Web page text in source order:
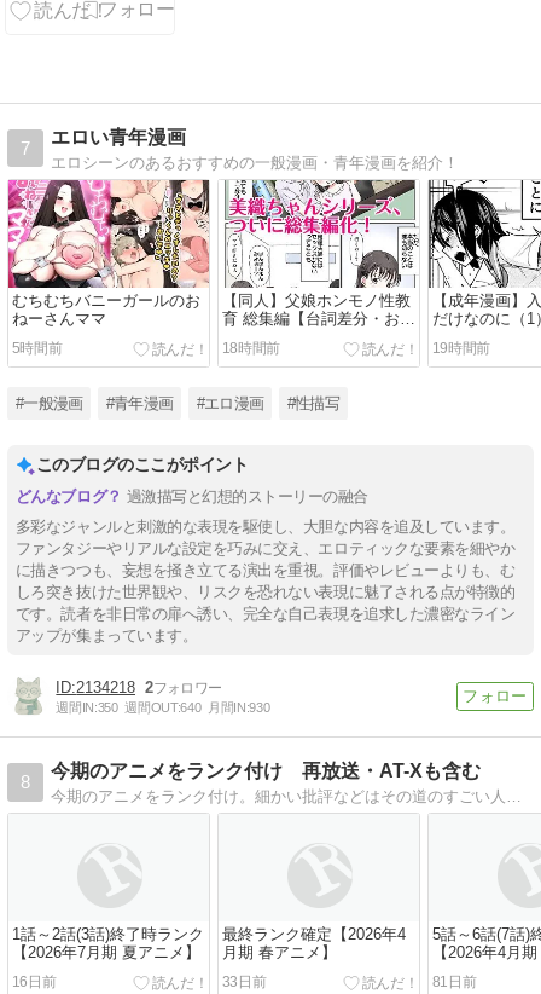
国軍の動きと
7
エロい青年漫画
エロシーンのあるおすすめの一般漫画・青年漫画を紹介！
むちむちバニーガールのお
ねーさんママ
5時間前
【同人】父娘ホンモノ性教
育 総集編【台詞差分・おま
け付き！】(わせいちご)
18時間前
【成年漫画】
だけなのに（1
19時間前
#一般漫画 #青年漫画 #エロ漫画 #性描写
このブログのここがポイント
過激描写と幻想的ストーリーの融合
多彩なジャンルと刺激的な表現を駆使し、大胆な内容を追及しています。
ファンタジーやリアルな設定を巧みに交え、エロティックな要素を細やか
に描きつつも、妄想を掻き立てる演出を重視。評価やレビューよりも、む
しろ突き抜けた世界観や、リスクを恐れない表現に魅了される点が特徴的
です。読者を非日常の扉へ誘い、完全な自己表現を追求した濃密なライン
アップが集まっています。
2134218 2
週間IN:350 週間OUT:640 月間IN:930
8
今期のアニメをランク付け 再放送・AT-Xも含む
今期のアニメをランク付け。細かい批評などはその道のすごい人におまかせして、このブログは、視聴継続等の目安にしていただければよろしいかと。あくまでも個人的な感想ですので、ご参考までに(^^)
1話～2話(3話)終了時ランク
【2026年7月期 夏アニメ】
16日前
最終ランク確定【2026年4
月期 春アニメ】
33日前
5話～6話(7話)
【2026年4月
81日前